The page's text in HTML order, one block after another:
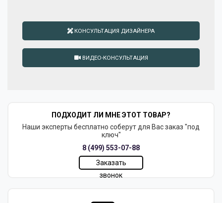
КОНСУЛЬТАЦИЯ ДИЗАЙНЕРА
ВИДЕО-КОНСУЛЬТАЦИЯ
ПОДХОДИТ ЛИ МНЕ ЭТОТ ТОВАР?
Наши эксперты бесплатно соберут для Вас заказ "под
ключ"
8 (499) 553-07-88
Заказать
звонок